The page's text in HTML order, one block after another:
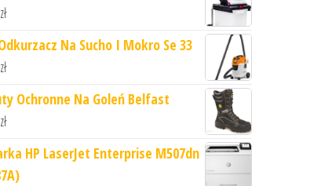
zł
Na Sucho I Mokro Se 33
zł
Ochronne Na Goleń Belfast
zł
HP LaserJet Enterprise M507dn